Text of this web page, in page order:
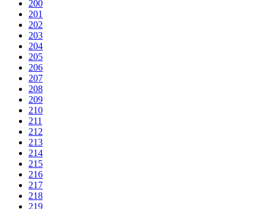
200
201
202
203
204
205
206
207
208
209
210
211
212
213
214
215
216
217
218
219